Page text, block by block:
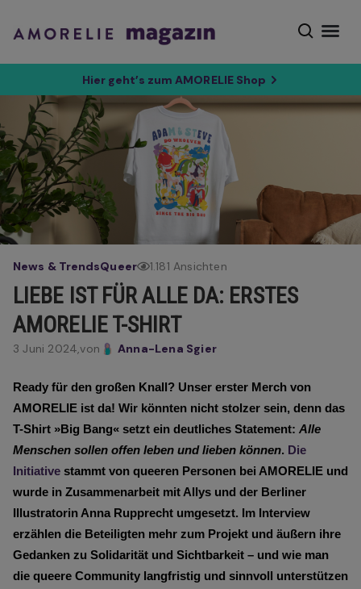
Hier geht’s zum AMORELIE Shop
News & TrendsQueer 1.181 Ansichten
LIEBE IST FÜR ALLE DA: ERSTES
AMORELIE T-SHIRT
3 Juni 2024,von Anna-Lena Sgier
Ready für den großen Knall? Unser erster Merch von
AMORELIE ist da! Wir könnten nicht stolzer sein, denn das
T-Shirt »Big Bang« setzt ein deutliches Statement: Alle
Menschen sollen offen leben und lieben können. Die
Initiative stammt von queeren Personen bei AMORELIE und
wurde in Zusammenarbeit mit Allys und der Berliner
Illustratorin Anna Rupprecht umgesetzt. Im Interview
erzählen die Beteiligten mehr zum Projekt und äußern ihre
Gedanken zu Solidarität und Sichtbarkeit – und wie man
die queere Community langfristig und sinnvoll unterstützen